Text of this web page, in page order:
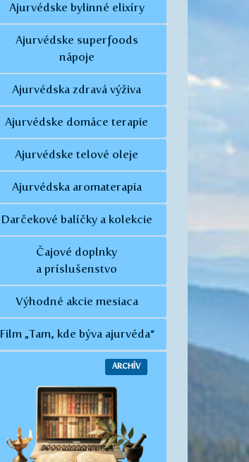
Ajurvédske bylinné elixíry
Ajurvédske superfoods
nápoje
Ajurvédska zdravá výživa
Ajurvédske domáce terapie
Ajurvédske telové oleje
Ajurvédska aromaterapia
Darčekové balíčky a kolekcie
Čajové doplnky
a príslušenstvo
Výhodné akcie mesiaca
Film „Tam, kde býva ajurvéda“
ARCHÍV